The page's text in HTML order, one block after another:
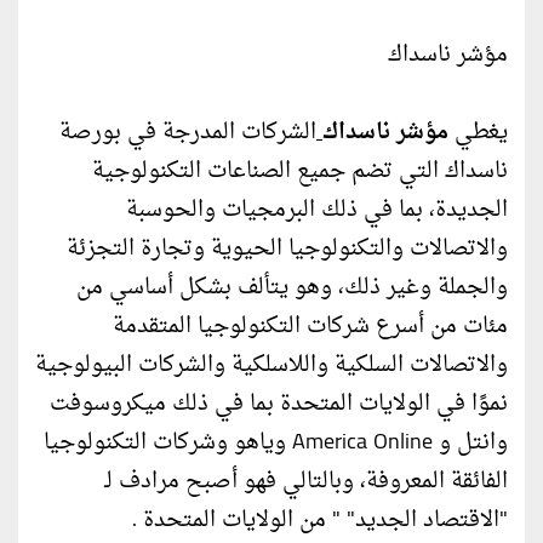
مؤشر ناسداك
يغطي مؤشر ناسداكالشركات المدرجة في بورصة
ناسداك التي تضم جميع الصناعات التكنولوجية
الجديدة، بما في ذلك البرمجيات والحوسبة
والاتصالات والتكنولوجيا الحيوية وتجارة التجزئة
والجملة وغير ذلك، وهو يتألف بشكل أساسي من
مئات من أسرع شركات التكنولوجيا المتقدمة
والاتصالات السلكية واللاسلكية والشركات البيولوجية
نموًا في الولايات المتحدة بما في ذلك ميكروسوفت
وانتل و America Online وياهو وشركات التكنولوجيا
الفائقة المعروفة، وبالتالي فهو أصبح مرادف لـ
"الاقتصاد الجديد" " من الولايات المتحدة .